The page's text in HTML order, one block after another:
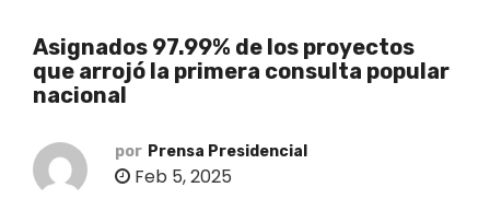
Asignados 97.99% de los proyectos
que arrojó la primera consulta popular
nacional
por Prensa Presidencial
Feb 5, 2025